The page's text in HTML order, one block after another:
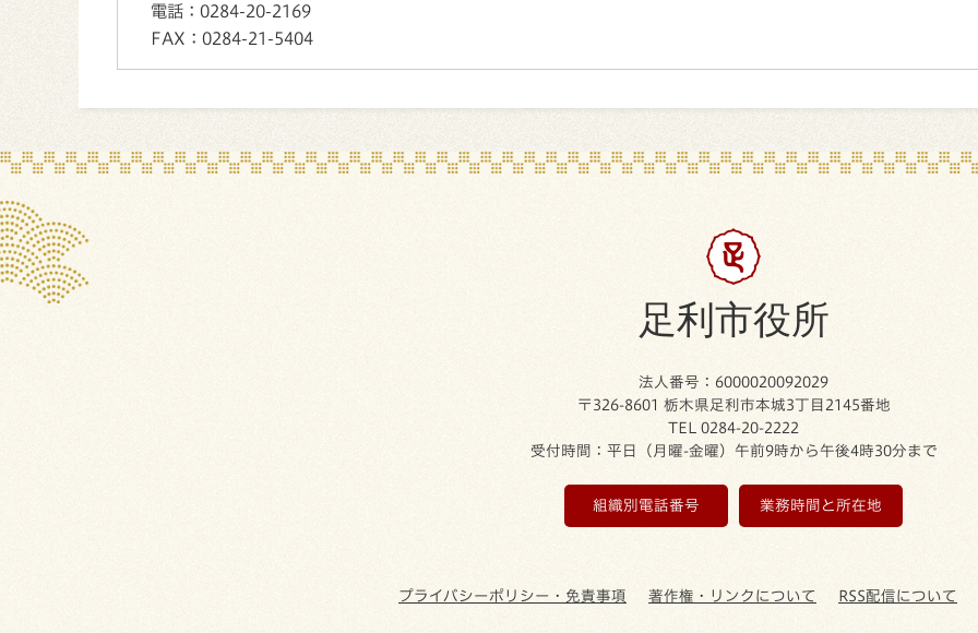
電話： 0284-20-2169
FAX： 0284-21-5404
足利市役所
法人番号：6000020092029
〒326-8601 栃木県足利市本城3丁目2145番地
TEL 0284-20-2222
受付時間：平日（月曜-金曜）午前9時から午後4時30分まで
組織別電話番号 業務時間と所在地
プライバシーポリシー・免責事項 著作権・リンクについて RSS配信について